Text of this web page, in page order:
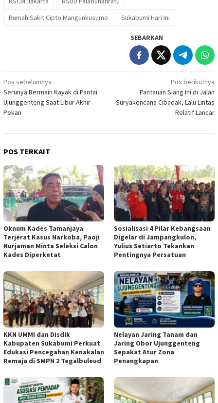
Rumah Sakit Cipto Mangunkusumo
Sukabumi Hari Ini
SEBARKAN
Navigasi
pos
Pos sebelumnya
Serunya Bermain Kayak di Pantai
Ujunggenteng Saat Libur Akhir
Pekan
Pos berikutnya
Pantauan Siang Ini di Jalan
Suryakencana Cibadak, Lalu Lintas
Relatif Lancar
POS TERKAIT
Oknum Kades Tamanjaya
Terjerat Kasus Narkoba, Paoji
Nurjaman Minta Seleksi Calon
Kades Diperketat
Sosialisasi 4 Pilar Kebangsaan
Digelar di Jampangkulon,
Yulius Setiarto Tekankan
Pentingnya Persatuan
KKN UMMI dan Disdik
Kabupaten Sukabumi Perkuat
Edukasi Pencegahan Kenakalan
Remaja di SMPN 2 Tegalbuleud
Nelayan Jaring Tanam dan
Jaring Obor Ujunggenteng
Sepakat Atur Zona
Penangkapan